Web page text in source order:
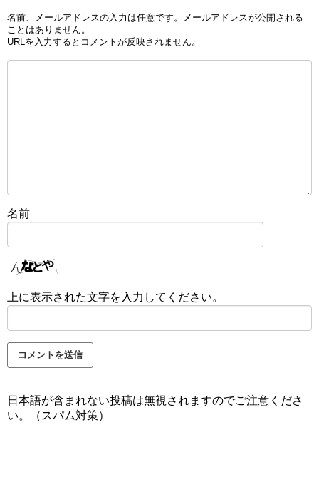
名前、メールアドレスの入力は任意です。メールアドレスが公開される
ことはありません。
URLを入力するとコメントが反映されません。
名前
上に表示された文字を入力してください。
日本語が含まれない投稿は無視されますのでご注意くださ
い。（スパム対策）